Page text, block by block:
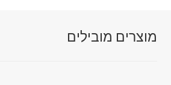
מוצרים מובילים